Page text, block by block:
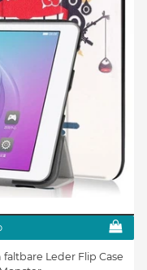
faltbare Leder Flip Case